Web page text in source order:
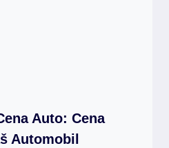
Auto: Cena
Automobil